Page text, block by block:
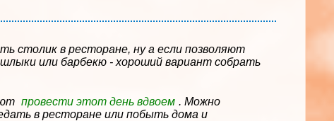
столик в ресторане, ну а если позволяют
или барбекю - хороший вариант собрать
провести этот день вдвоем . Можно
в ресторане или побыть дома и